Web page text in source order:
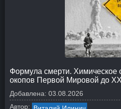
Формула смерти. Химическое
окопов Первой Мировой до
Добавлена: 03.08.2026
Автор: